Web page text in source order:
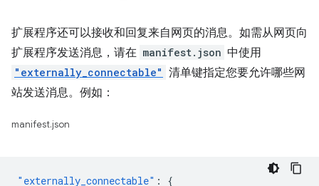
扩展程序还可以接收和回复来自网页的消息。如需从网页向
扩展程序发送消息，请在 manifest.json 中使用
"externally_connectable" 清单键指定您要允许哪些网
站发送消息。例如：
manifest.json
"externally_connectable" :
{